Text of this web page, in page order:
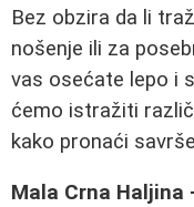
Bez obzira da li
nošenje ili za
vas osećate lepo i
ćemo istražiti
kako pronaći
Mala Crna Haljina